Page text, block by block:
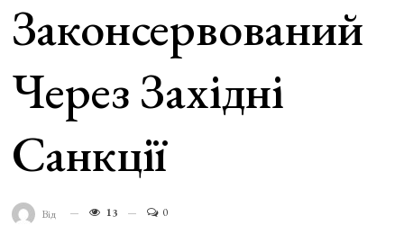
Законсервований
Через Західні
Санкції
Від 13 0